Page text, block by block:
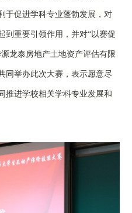
于促进学科专业蓬勃发展，对
到重要引领作用，并对“以赛促
龙泰房地产土地资产评估有限
同举办此次大赛， 表示愿意尽
推进学校相关学科专业发展和